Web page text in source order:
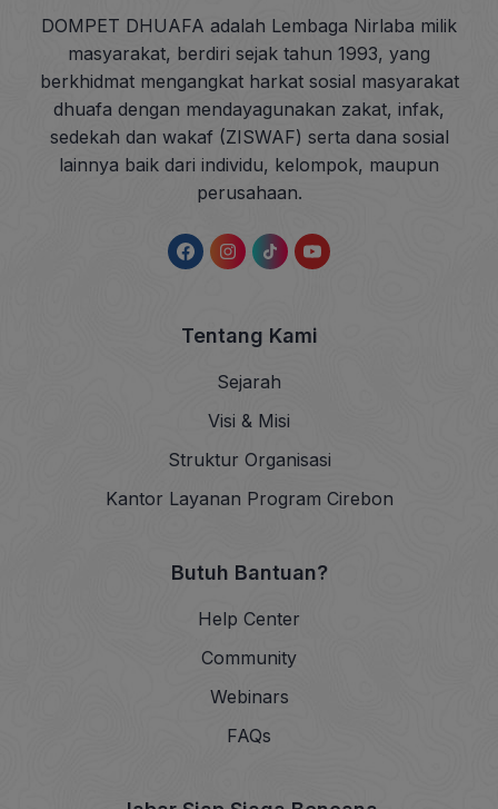
DOMPET DHUAFA adalah Lembaga Nirlaba milik
masyarakat, berdiri sejak tahun 1993, yang
berkhidmat mengangkat harkat sosial masyarakat
dhuafa dengan mendayagunakan zakat, infak,
sedekah dan wakaf (ZISWAF) serta dana sosial
lainnya baik dari individu, kelompok, maupun
perusahaan.
Tentang Kami
Sejarah
Visi & Misi
Struktur Organisasi
Kantor Layanan Program Cirebon
Butuh Bantuan?
Help Center
Community
Webinars
FAQs